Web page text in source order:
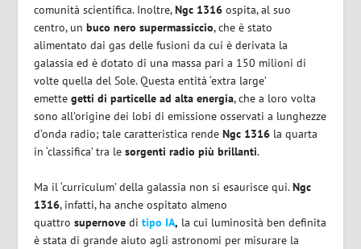
comunità scientifica. Inoltre,Ngc 1316 ospita, al suo
centro, unbuco nero supermassiccio, che è stato
alimentato dai gas delle fusioni da cui è derivata la
galassia ed è dotato di una massa pari a 150 milioni di
volte quella del Sole. Questa entità ‘extra large’
emettegetti di particelle ad alta energia, che a loro volta
sono all’origine dei lobi di emissione osservati a lunghezze
d’onda radio; tale caratteristica rendeNgc 1316 la quarta
in ‘classifica’ tra lesorgenti radio più brillanti.
Ma il ‘curriculum’ della galassia non si esaurisce qui.Ngc
1316, infatti, ha anche ospitato almeno
quattrosupernove ditipo IA, la cui luminosità ben definita
è stata di grande aiuto agli astronomi per misurare la